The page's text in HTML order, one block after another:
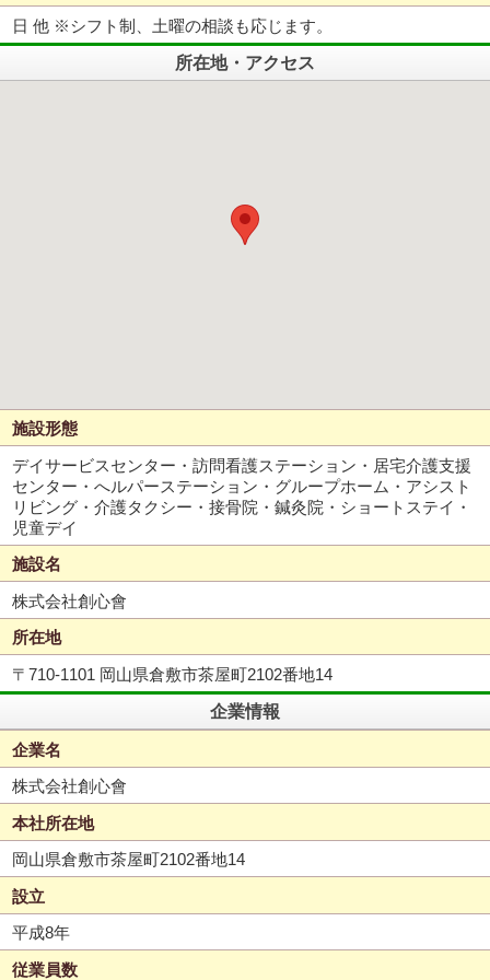
日 他 ※シフト制、土曜の相談も応じます。
所在地・アクセス
施設形態
デイサービスセンター・訪問看護ステーション・居宅介護支援
センター・へルパーステーション・グループホーム・アシスト
リビング・介護タクシー・接骨院・鍼灸院・ショートステイ・
児童デイ
施設名
株式会社創心會
所在地
〒710-1101 岡山県倉敷市茶屋町2102番地14
企業情報
企業名
株式会社創心會
本社所在地
岡山県倉敷市茶屋町2102番地14
設立
平成8年
従業員数